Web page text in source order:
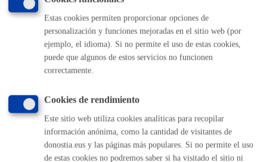
Comunícate con el Ayuntamiento de Donostia / San
Sebastián
(gratuito desde Donostia / San Sebastián)
(+34) 943 481 000
Enlaces útiles
Ofertas de empleo
Estas cookies permiten proporcionar opciones de
personalización y funciones mejoradas en el sitio web (por
ejemplo, el idioma). Si no permite el uso de estas cookies,
puede que algunos de estos servicios no funcionen
correctamente.
Cookies de rendimiento
Este sitio web utiliza cookies analíticas para recopilar
información anónima, como la cantidad de visitantes de
donostia.eus y las páginas más populares. Si no permite el uso
de estas cookies no podremos saber si ha visitado el sitio ni